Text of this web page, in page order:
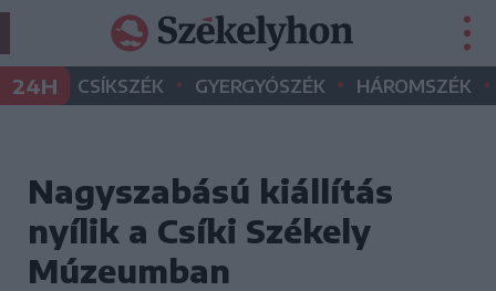
24H CSÍKSZÉK • GYERGYÓSZÉK • HÁROMSZÉK •
Nagyszabású kiállítás
nyílik a Csíki Székely
Múzeumban